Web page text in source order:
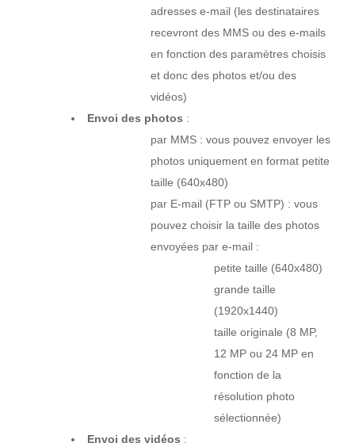
adresses e-mail (les destinataires
recevront des MMS ou des e-mails
en fonction des paramètres choisis
et donc des photos et/ou des
vidéos)
Envoi des photos :
par MMS : vous pouvez envoyer les
photos uniquement en format petite
taille (640x480)
par E-mail (FTP ou SMTP) : vous
pouvez choisir la taille des photos
envoyées par e-mail :
petite taille (640x480)
grande taille
(1920x1440)
taille originale (8 MP,
12 MP ou 24 MP en
fonction de la
résolution photo
sélectionnée)
Envoi des vidéos :